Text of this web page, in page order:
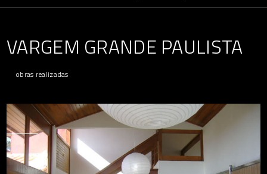
VARGEM GRANDE PAULISTA
obras realizadas